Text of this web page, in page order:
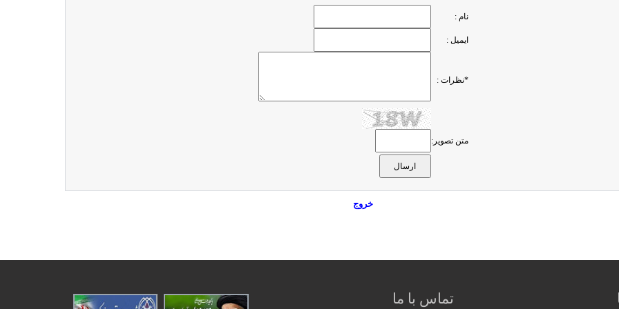
نام :
ایمیل :
*نظرات :
متن تصویر:
خروج
تماس با ما